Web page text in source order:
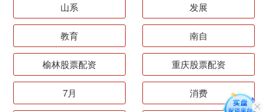
山系 发展
教育 南自
榆林股票配资 重庆股票配资
7月 消费